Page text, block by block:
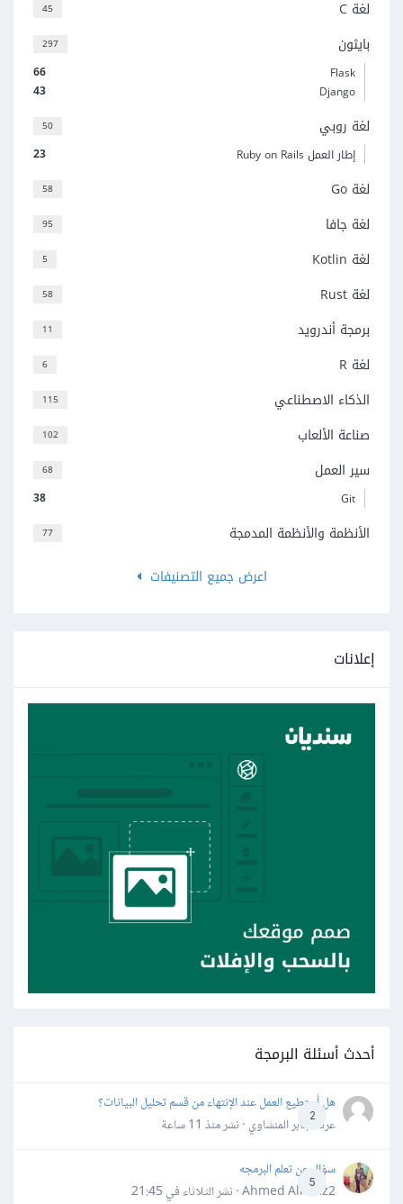
45 لغة C
297 بايثون
66
Flask
43
Django
50 لغة روبي
23 إطار العمل Ruby on Rails
58 لغة Go
95 لغة جافا
5 لغة Kotlin
58 لغة Rust
11 برمجة أندرويد
6 لغة R
115 الذكاء الاصطناعي
102 صناعة الألعاب
68 سير العمل
38 Git
77
الأنظمة والأنظمة المدمجة
اعرض جميع التصنيفات
إعلانات
أحدث أسئلة البرمجة
2
هل أستطيع العمل عند الإنتهاء من قسم تحليل البيانات؟
عرفه جابر المنشاوي · نشرمنذ 11 ساعة
5
سؤال عن تعلم البرمجه
Ahmed Alhafiz2 · نشر
الثلاثاء في 21:45